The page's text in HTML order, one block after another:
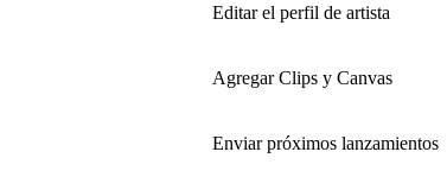
Editar el perfil de artista
Agregar Clips y Canvas
Enviar próximos lanzamientos